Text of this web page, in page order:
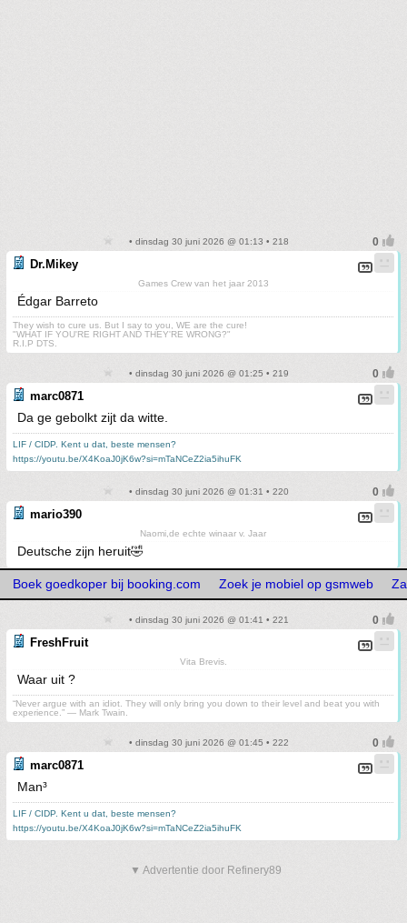
• dinsdag 30 juni 2026 @ 01:13 • 218
Dr.Mikey
Games Crew van het jaar 2013
Édgar Barreto
They wish to cure us. But I say to you, WE are the cure!
"WHAT IF YOU'RE RIGHT AND THEY'RE WRONG?"
R.I.P DTS.
• dinsdag 30 juni 2026 @ 01:25 • 219
marc0871
Da ge gebolkt zijt da witte.
LIF / CIDP. Kent u dat, beste mensen?
https://youtu.be/X4KoaJ0jK6w?si=mTaNCeZ2ia5ihuFK
• dinsdag 30 juni 2026 @ 01:31 • 220
mario390
Naomi,de echte winaar v. Jaar
Deutsche zijn heruit🤣
Boek goedkoper bij booking.com Zoek je mobiel op gsmweb
• dinsdag 30 juni 2026 @ 01:41 • 221
FreshFruit
Vita Brevis.
Waar uit ?
“Never argue with an idiot. They will only bring you down to their level and beat you with
experience.” ― Mark Twain.
• dinsdag 30 juni 2026 @ 01:45 • 222
marc0871
Man³
LIF / CIDP. Kent u dat, beste mensen?
https://youtu.be/X4KoaJ0jK6w?si=mTaNCeZ2ia5ihuFK
▼ Advertentie door Refinery89